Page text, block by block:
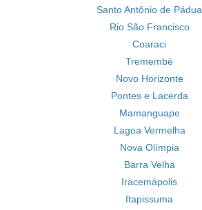
Santo Antônio de Pádua
Rio São Francisco
Coaraci
Tremembé
Novo Horizonte
Pontes e Lacerda
Mamanguape
Lagoa Vermelha
Nova Olímpia
Barra Velha
Iracemápolis
Itapissuma